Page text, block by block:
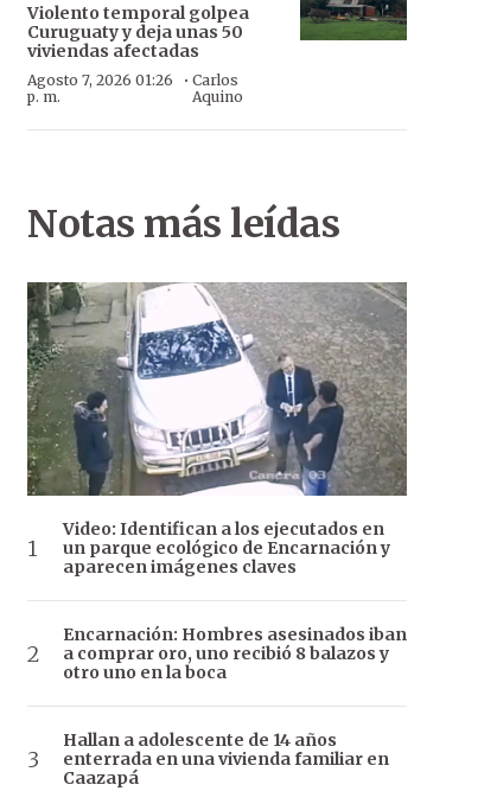
Violento temporal golpea
Curuguaty y deja unas 50
viviendas afectadas
Agosto 7, 2026 01:26
p. m.
· Carlos
Aquino
Notas más leídas
Video: Identifican a los ejecutados en
un parque ecológico de Encarnación y
aparecen imágenes claves
Encarnación: Hombres asesinados iban
a comprar oro, uno recibió 8 balazos y
otro uno en la boca
Hallan a adolescente de 14 años
enterrada en una vivienda familiar en
Caazapá